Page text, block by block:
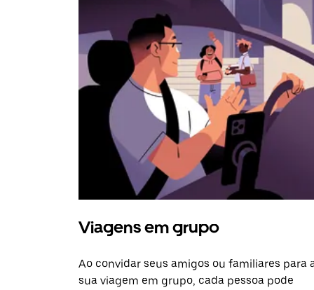
Viagens em grupo
Ao convidar seus amigos ou familiares para
sua viagem em grupo, cada pessoa pode